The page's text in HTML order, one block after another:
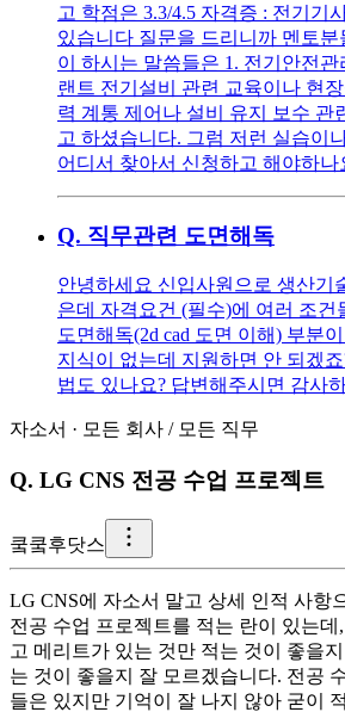
고 학점은 3.3/4.5 자격증 : 전기기
있습니다 질문을 드리니까 멘토
이 하시는 말씀들은 1. 전기안전
랜트 전기설비 관련 교육이나 현
력 계통 제어나 설비 유지 보수 관
고 하셨습니다. 그럼 저런 실습이
어디서 찾아서 신청하고 해야하나
Q. 직무관련 도면해독
안녕하세요 신입사원으로 생산기
은데 자격요건 (필수)에 여러 조건
도면해독(2d cad 도면 이해) 부분
지식이 없는데 지원하면 안 되겠
법도 있나요? 답변해주시면 감사
자소서 · 모든 회사 / 모든 직무
Q. LG CNS 전공 수업 프로젝트
쿸쿸후닷스
LG CNS에 자소서 말고 상세 인적 사항
전공 수업 프로젝트를 적는 란이 있는데
고 메리트가 있는 것만 적는 것이 좋을
는 것이 좋을지 잘 모르겠습니다. 전공
들은 있지만 기억이 잘 나지 않아 굳이